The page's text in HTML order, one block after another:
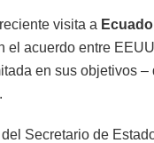
visita a
el acuerdo entre
en sus objetivos
Secretario de